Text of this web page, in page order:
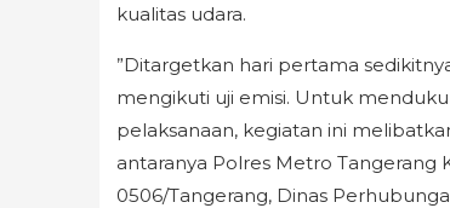
kualitas udara.
”Ditargetkan hari pertama
mengikuti uji emisi. Untuk
pelaksanaan, kegiatan ini
antaranya Polres Metro Tangerang
0506/Tangerang, Dinas